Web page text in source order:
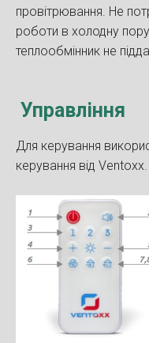
провітрювання. Не
роботи в холодну
теплообмінник не
Управління
Для керування
керування від Ventoxx.